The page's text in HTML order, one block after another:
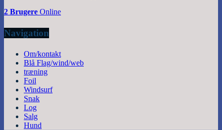
2 Brugere Online
Navigation
Om/kontakt
Blå Flag/wind/web
træning
Foil
Windsurf
Snak
Log
Salg
Hund